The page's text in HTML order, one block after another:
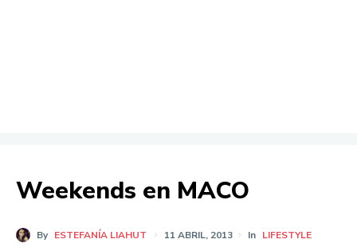
Weekends en MACO
By ESTEFANÍA LIAHUT 11 ABRIL, 2013 In LIFESTYLE